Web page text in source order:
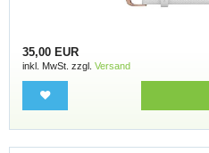
35,00 EUR
inkl. MwSt. zzgl. Versand